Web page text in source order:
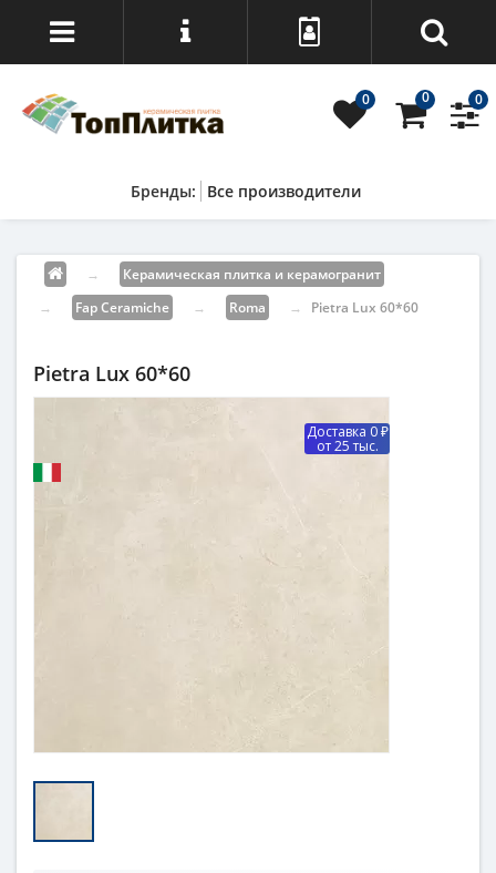
0 0
0
Все производители
→
Керамическая плитка и керамогранит
→
Fap Ceramiche → Roma → Pietra Lux 60*60
Pietra Lux 60*60
Доставка 0 ₽
от 25 тыс.